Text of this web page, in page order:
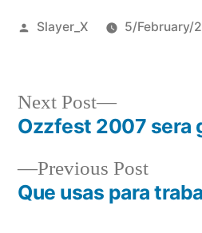
Posted
Slayer_X 5/February/
Post
navigation
Previous Post
post:
Que usas para
Next Post
Next
post:
Ozzfest 2007 sera